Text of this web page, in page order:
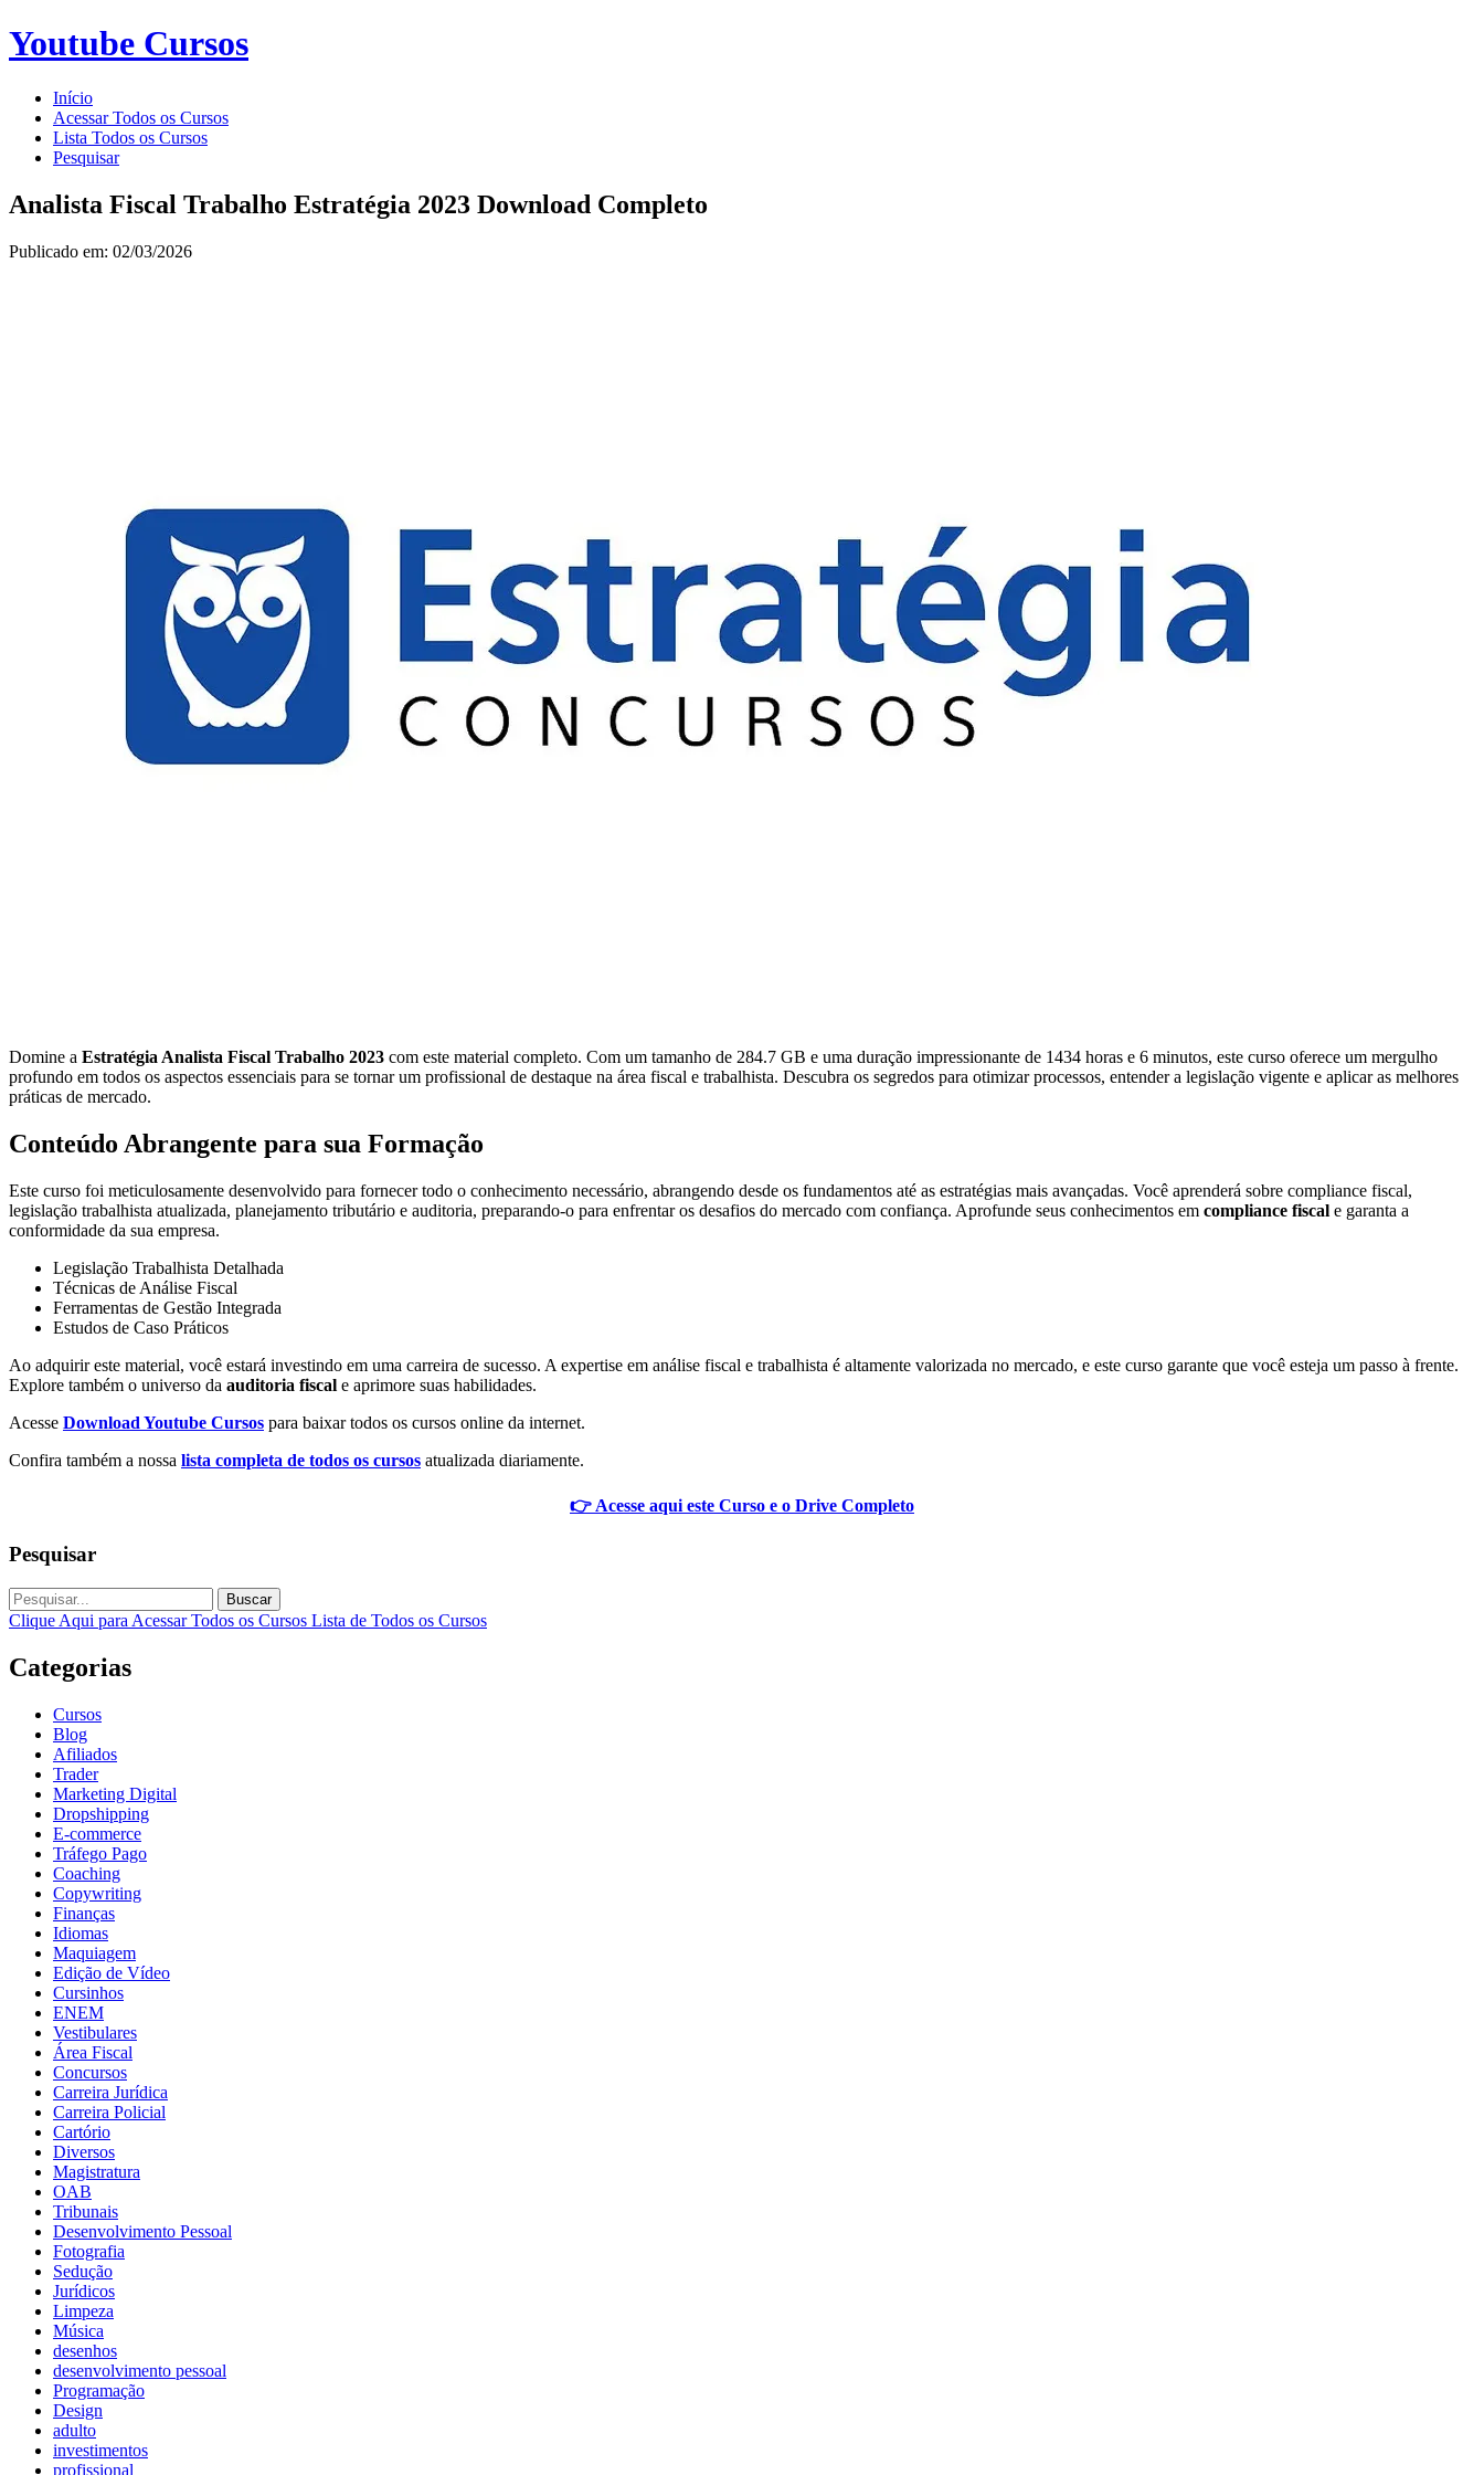
Youtube Cursos
Início
Acessar Todos os Cursos
Lista Todos os Cursos
Pesquisar
Analista Fiscal Trabalho Estratégia 2023 Download Completo
Publicado em: 02/03/2026
Domine a Estratégia Analista Fiscal Trabalho 2023 com este material completo. Com um tamanho de 284.7 GB e uma duração impressionante de 1434 horas e 6 minutos, este curso oferece um mergulho
profundo em todos os aspectos essenciais para se tornar um profissional de destaque na área fiscal e trabalhista. Descubra os segredos para otimizar processos, entender a legislação vigente e aplicar as melhores
práticas de mercado.
Conteúdo Abrangente para sua Formação
Este curso foi meticulosamente desenvolvido para fornecer todo o conhecimento necessário, abrangendo desde os fundamentos até as estratégias mais avançadas. Você aprenderá sobre compliance fiscal,
legislação trabalhista atualizada, planejamento tributário e auditoria, preparando-o para enfrentar os desafios do mercado com confiança. Aprofunde seus conhecimentos em compliance fiscal e garanta a
conformidade da sua empresa.
Legislação Trabalhista Detalhada
Técnicas de Análise Fiscal
Ferramentas de Gestão Integrada
Estudos de Caso Práticos
Ao adquirir este material, você estará investindo em uma carreira de sucesso. A expertise em análise fiscal e trabalhista é altamente valorizada no mercado, e este curso garante que você esteja um passo à frente.
Explore também o universo da auditoria fiscal e aprimore suas habilidades.
Acesse Download Youtube Cursos para baixar todos os cursos online da internet.
Confira também a nossa lista completa de todos os cursos atualizada diariamente.
👉 Acesse aqui este Curso e o Drive Completo
Pesquisar
Buscar
Clique Aqui para Acessar Todos os Cursos Lista de Todos os Cursos
Categorias
Cursos
Blog
Afiliados
Trader
Marketing Digital
Dropshipping
E-commerce
Tráfego Pago
Coaching
Copywriting
Finanças
Idiomas
Maquiagem
Edição de Vídeo
Cursinhos
ENEM
Vestibulares
Área Fiscal
Concursos
Carreira Jurídica
Carreira Policial
Cartório
Diversos
Magistratura
OAB
Tribunais
Desenvolvimento Pessoal
Fotografia
Sedução
Jurídicos
Limpeza
Música
desenhos
desenvolvimento pessoal
Programação
Design
adulto
investimentos
profissional